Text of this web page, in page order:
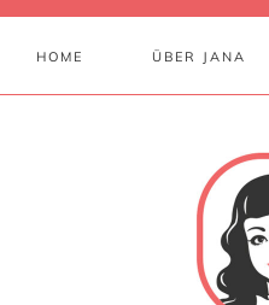
HOME ÜBER JANA